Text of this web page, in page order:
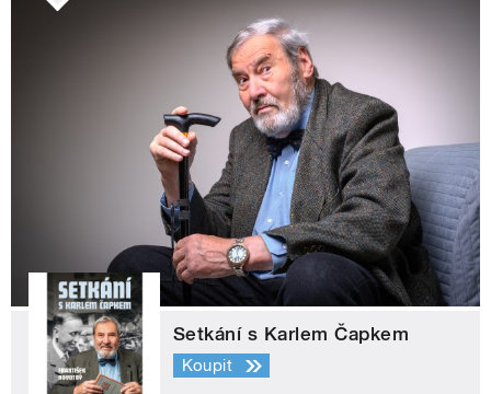
Setkání s Karlem Čapkem
Koupit